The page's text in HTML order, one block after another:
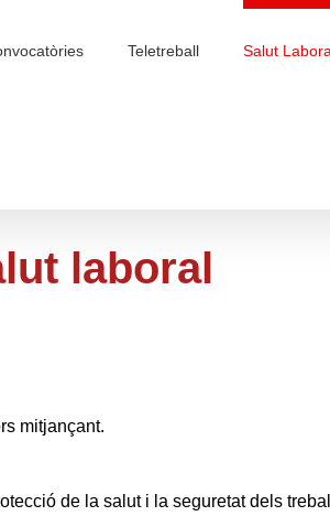
Teletreball Salut
laboral
mitjançant.
de la salut i la seguretat dels